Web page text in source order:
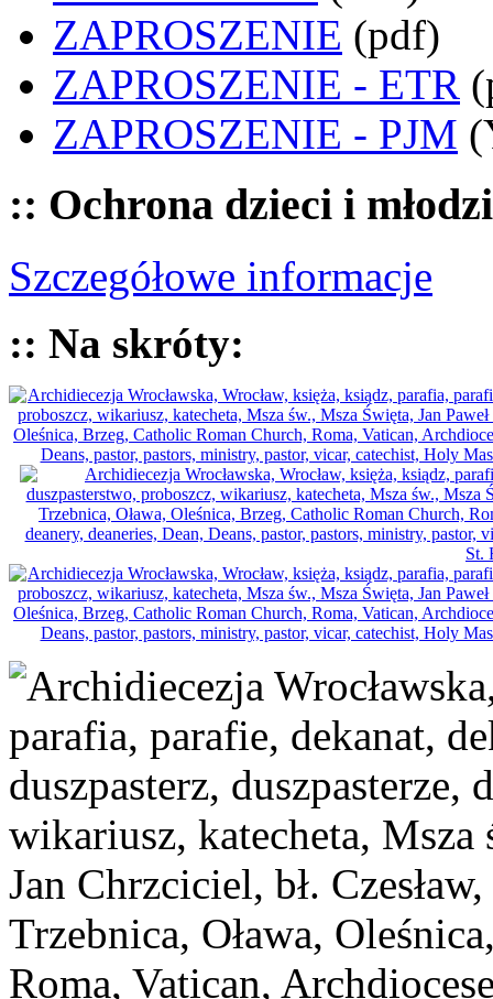
ZAPROSZENIE (pdf)
ZAPROSZENIE - ETR
ZAPROSZENIE - PJM
:: Ochrona dzieci i
Szczegółowe informacje
:: Na skróty: